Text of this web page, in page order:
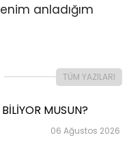
anladığım
TÜM YAZILARI
MUSUN?
06 Ağustos 2026